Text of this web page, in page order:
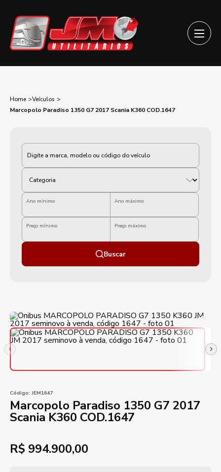
Home
Veículos
Marcopolo Paradiso 1350 G7 2017 Scania K360 COD.1647
Categoria
Ano mínimo Ano máximo
Preço mínimo Preço máximo
Buscar
Código: JEM1647
Marcopolo Paradiso 1350 G7 2017
Scania K360 COD.1647
R$ 994.900,00